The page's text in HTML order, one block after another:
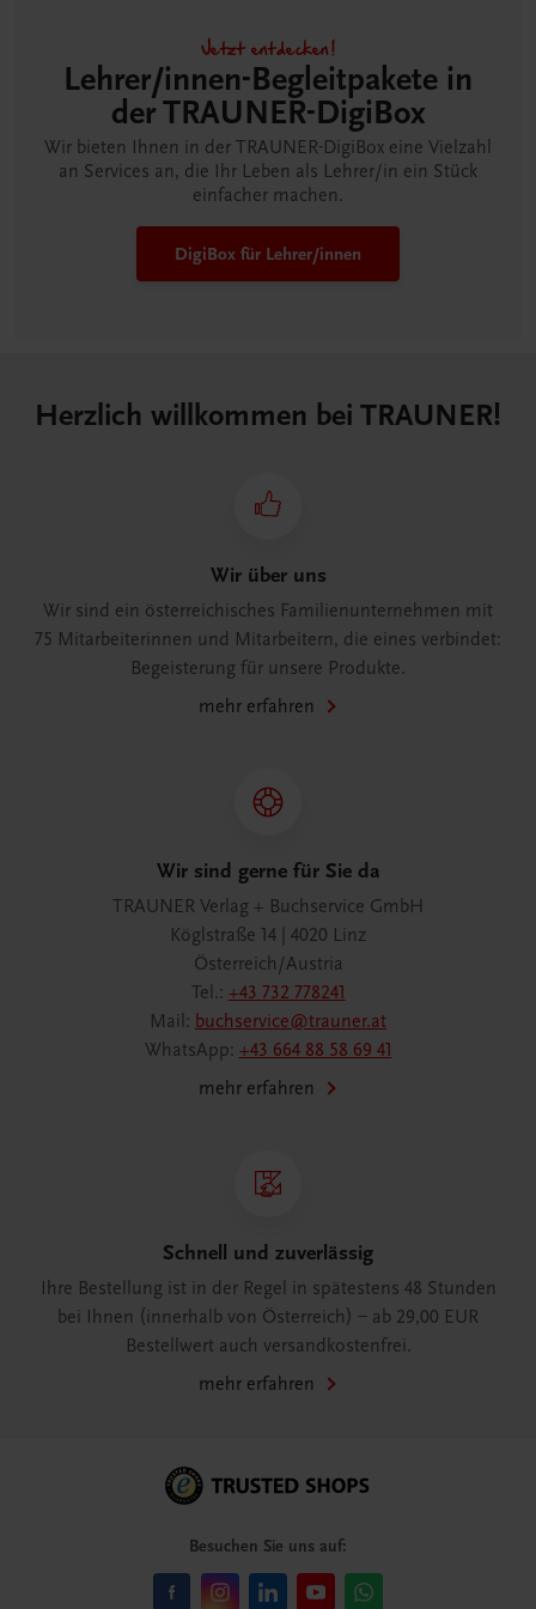
Jetzt entdecken!
Lehrer/innen-Begleitpakete in
der TRAUNER-DigiBox
Wir bieten Ihnen in der TRAUNER-DigiBox eine Vielzahl
an Services an, die Ihr Leben als Lehrer/in ein Stück
einfacher machen.
DigiBox für Lehrer/innen
Herzlich willkommen bei TRAUNER!
Wir über uns
Wir sind ein österreichisches Familienunternehmen mit
75 Mitarbeiterinnen und Mitarbeitern, die eines verbindet:
Begeisterung für unsere Produkte.
mehr erfahren
Wir sind gerne für Sie da
TRAUNER Verlag + Buchservice GmbH
Köglstraße 14 | 4020 Linz
Österreich/Austria
Tel.: +43 732 778241
Mail: buchservice@trauner.at
WhatsApp: +43 664 88 58 69 41
mehr erfahren
Schnell und zuverlässig
Ihre Bestellung ist in der Regel in spätestens 48 Stunden
bei Ihnen (innerhalb von Österreich) – ab 29,00 EUR
Bestellwert auch versandkostenfrei.
mehr erfahren
Besuchen Sie uns auf: